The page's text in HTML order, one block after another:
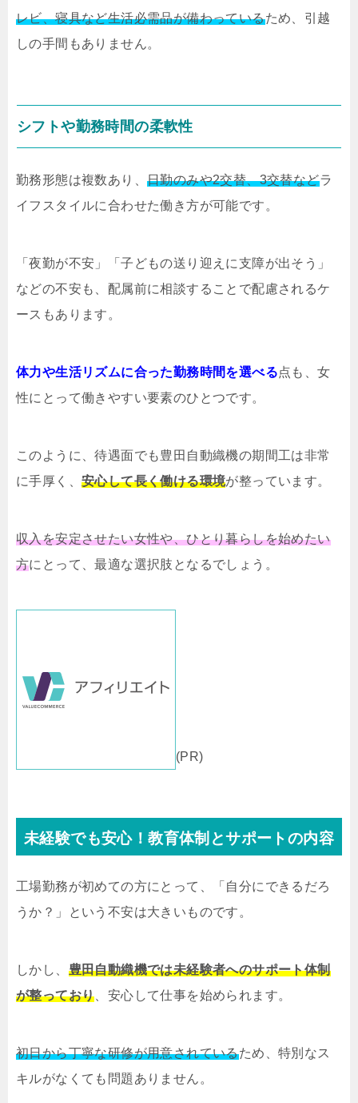
レビ、寝具など生活必需品が備わっているため、引越
しの手間もありません。
シフトや勤務時間の柔軟性
勤務形態は複数あり、 日勤のみや2交替、3交替などラ
イフスタイルに合わせた働き方が可能です。
「夜勤が不安」「子どもの送り迎えに支障が出そう」
などの不安も、配属前に相談することで配慮されるケ
ースもあります。
体力や生活リズムに合った勤務時間を選べる点も、女
性にとって働きやすい要素のひとつです。
このように、待遇面でも豊田自動織機の期間工は非常
に手厚く、 安心して長く働ける環境が整っています。
収入を安定させたい女性や、ひとり暮らしを始めたい
方にとって、最適な選択肢となるでしょう。
(PR)
未経験でも安心！教育体制とサポートの内容
工場勤務が初めての方にとって、「自分にできるだろ
うか？」という不安は大きいものです。
しかし、 豊田自動織機では未経験者へのサポート体制
が整っており 、安心して仕事を始められます。
初日から丁寧な研修が用意されているため、特別なス
キルがなくても問題ありません。